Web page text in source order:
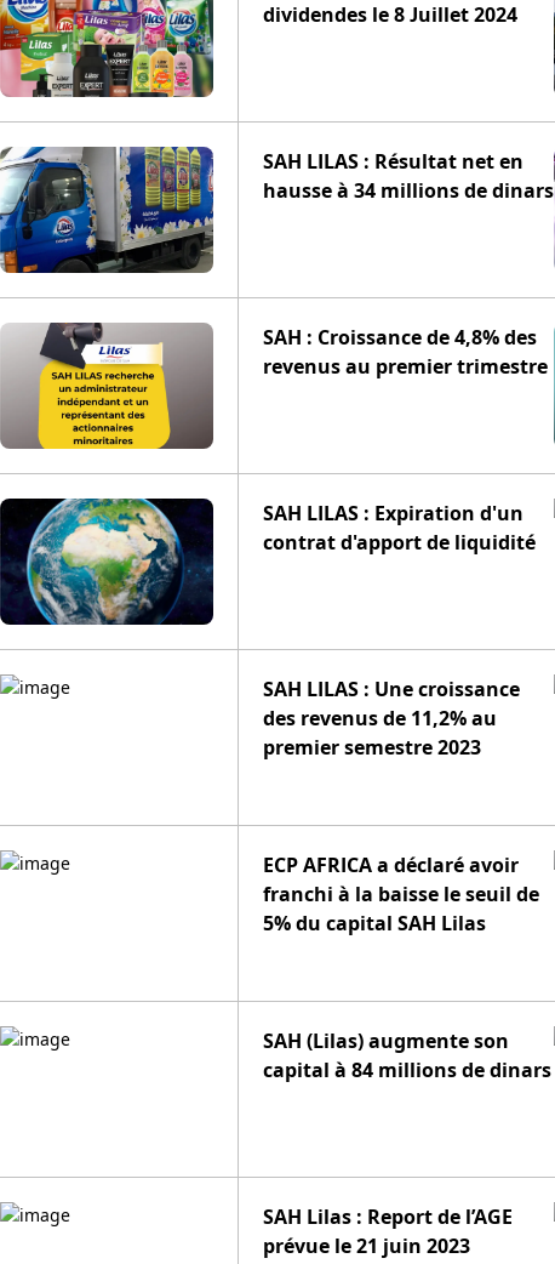
dividendes le 8 Juillet 2024
SAH LILAS : Résultat net en
hausse à 34 millions de dinars
SAH : Croissance de 4,8% des
revenus au premier trimestre
SAH LILAS : Expiration d'un
contrat d'apport de liquidité
SAH LILAS : Une croissance
des revenus de 11,2% au
premier semestre 2023
ECP AFRICA a déclaré avoir
franchi à la baisse le seuil de
5% du capital SAH Lilas
SAH (Lilas) augmente son
capital à 84 millions de dinars
SAH Lilas : Report de l’AGE
prévue le 21 juin 2023